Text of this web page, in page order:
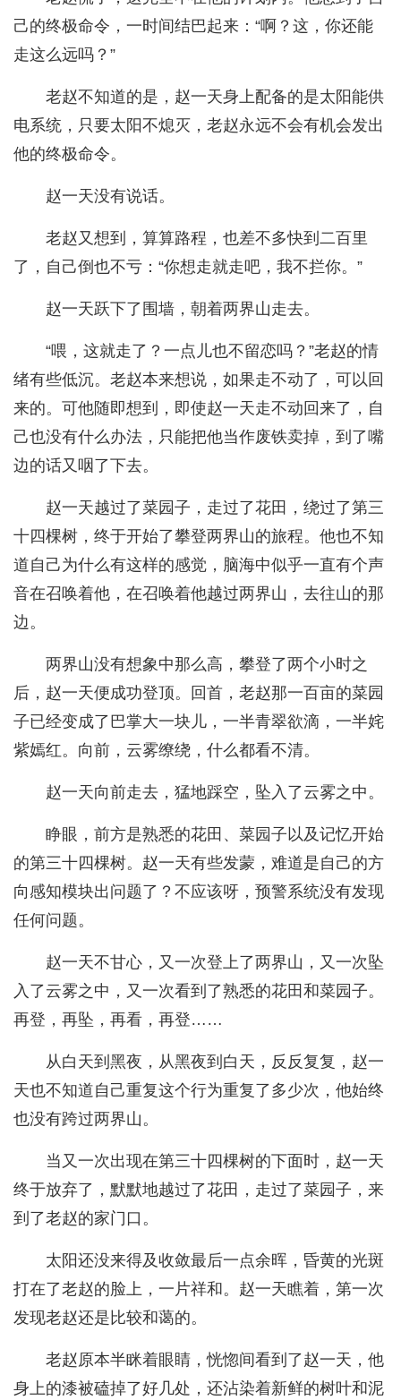
己的终极命令，一时间结巴起来：“啊？这，你还能
走这么远吗？”
老赵不知道的是，赵一天身上配备的是太阳能供
电系统，只要太阳不熄灭，老赵永远不会有机会发出
他的终极命令。
赵一天没有说话。
老赵又想到，算算路程，也差不多快到二百里
了，自己倒也不亏：“你想走就走吧，我不拦你。”
赵一天跃下了围墙，朝着两界山走去。
“喂，这就走了？一点儿也不留恋吗？”老赵的情
绪有些低沉。老赵本来想说，如果走不动了，可以回
来的。可他随即想到，即使赵一天走不动回来了，自
己也没有什么办法，只能把他当作废铁卖掉，到了嘴
边的话又咽了下去。
赵一天越过了菜园子，走过了花田，绕过了第三
十四棵树，终于开始了攀登两界山的旅程。他也不知
道自己为什么有这样的感觉，脑海中似乎一直有个声
音在召唤着他，在召唤着他越过两界山，去往山的那
边。
两界山没有想象中那么高，攀登了两个小时之
后，赵一天便成功登顶。回首，老赵那一百亩的菜园
子已经变成了巴掌大一块儿，一半青翠欲滴，一半姹
紫嫣红。向前，云雾缭绕，什么都看不清。
赵一天向前走去，猛地踩空，坠入了云雾之中。
睁眼，前方是熟悉的花田、菜园子以及记忆开始
的第三十四棵树。赵一天有些发蒙，难道是自己的方
向感知模块出问题了？不应该呀，预警系统没有发现
任何问题。
赵一天不甘心，又一次登上了两界山，又一次坠
入了云雾之中，又一次看到了熟悉的花田和菜园子。
再登，再坠，再看，再登……
从白天到黑夜，从黑夜到白天，反反复复，赵一
天也不知道自己重复这个行为重复了多少次，他始终
也没有跨过两界山。
当又一次出现在第三十四棵树的下面时，赵一天
终于放弃了，默默地越过了花田，走过了菜园子，来
到了老赵的家门口。
太阳还没来得及收敛最后一点余晖，昏黄的光斑
打在了老赵的脸上，一片祥和。赵一天瞧着，第一次
发现老赵还是比较和蔼的。
老赵原本半眯着眼睛，恍惚间看到了赵一天，他
身上的漆被磕掉了好几处，还沾染着新鲜的树叶和泥